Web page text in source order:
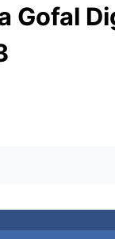
Gofal